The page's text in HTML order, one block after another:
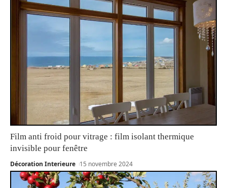
Film anti froid pour vitrage : film isolant thermique
invisible pour fenêtre
Décoration Interieure 15 novembre 2024